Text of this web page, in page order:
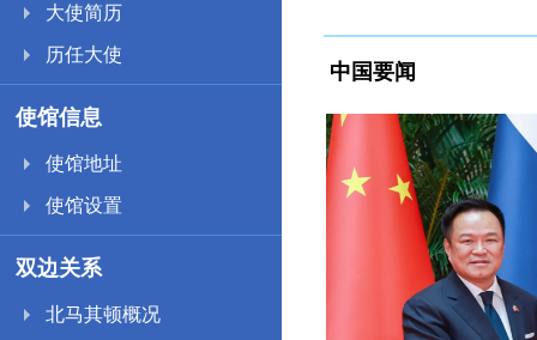
大使简历
历任大使
使馆信息
使馆地址
使馆设置
双边关系
北马其顿概况
中国要闻